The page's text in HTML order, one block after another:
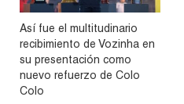
Así fue el multitudinario
recibimiento de Vozinha en
su presentación como
nuevo refuerzo de Colo
Colo